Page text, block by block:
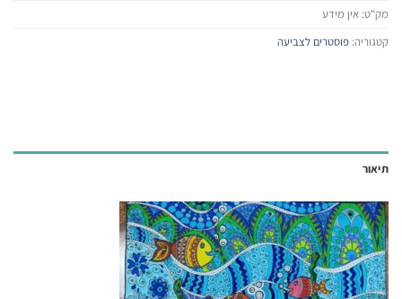
מק"ט: אין מידע
קטגוריה: פוסטרים לצביעה
תיאור